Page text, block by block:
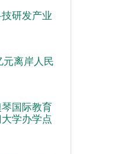
研发产业
离岸人民
国际教育
学办学点